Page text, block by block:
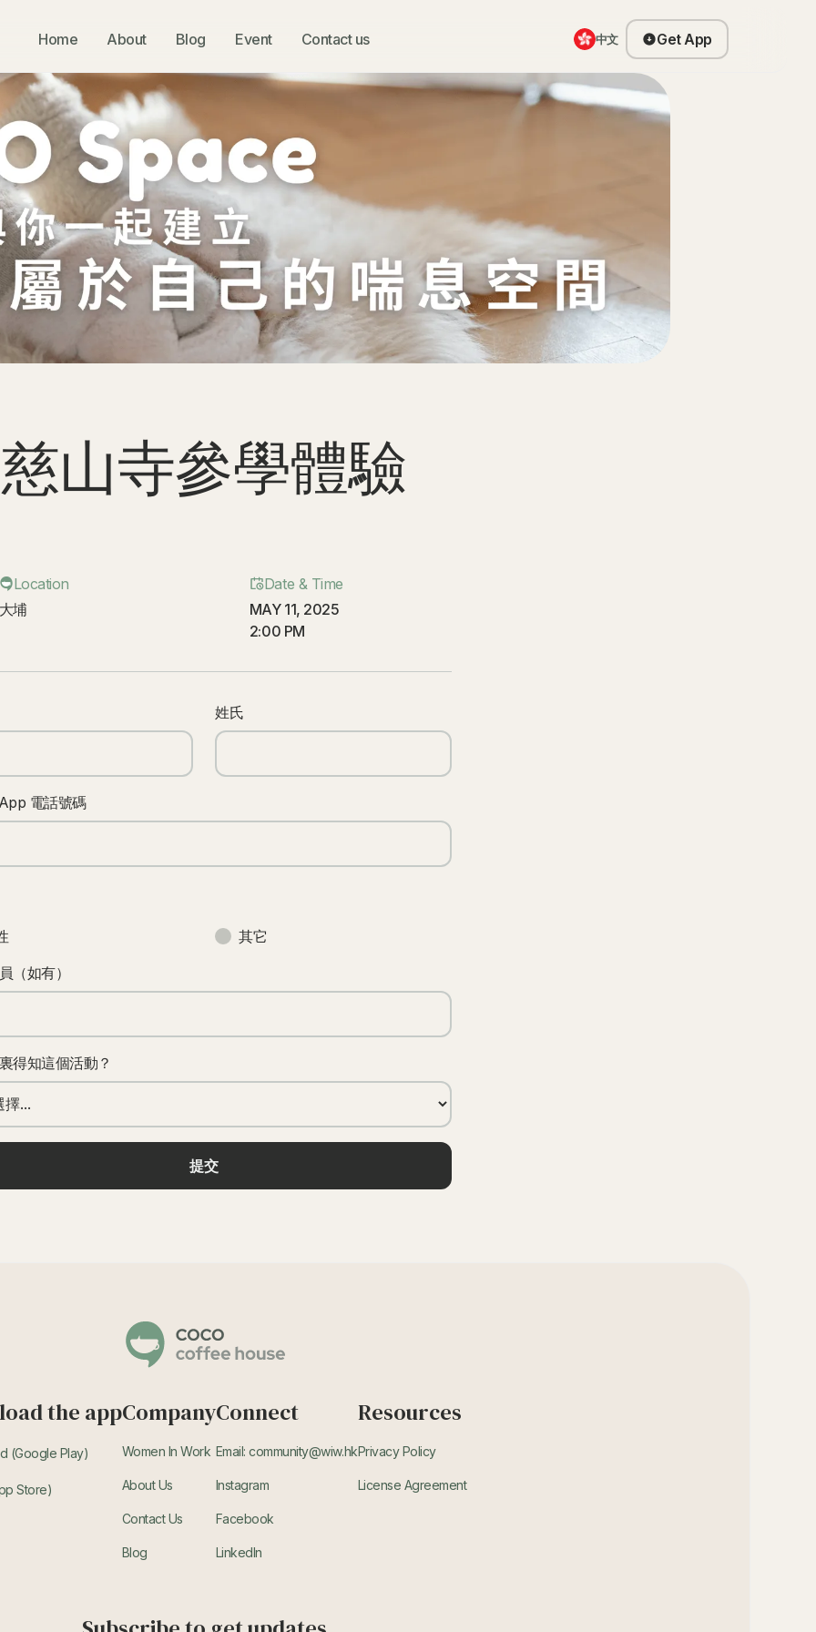
Home About Blog Event Contact us 中文 Get App
慈山寺參學體驗
Location
大埔
Date & Time
MAY 11, 2025
2:00 PM
姓氏
電話號碼
其它
（如有）
得知這個活動？
the app
(Google Play)
Store)
Company
Women In Work
About Us
Contact Us
Blog
Connect
Email: community@wiw.hk
Instagram
Facebook
LinkedIn
Resources
Privacy Policy
License Agreement